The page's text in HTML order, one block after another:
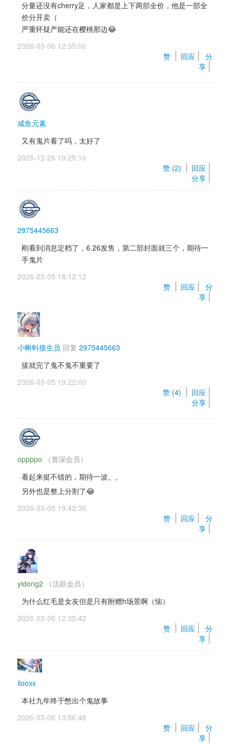
分量还没有cherry足，人家都是上下两部全价，他是一部全
价分开卖（
严重怀疑产能还在樱桃那边😂
2026-03-06 12:35:06
赞
回应
分
享
咸鱼元素
又有鬼片看了吗，太好了
2025-12-26 19:25:16
赞 (2)
回应
分享
2975445663
刚看到消息定档了，6.26发售，第二部封面就三个，期待一
手鬼片
2026-03-05 18:12:12
赞
回应
分
享
小蝌蚪接生员 回复 2975445663
拔就完了鬼不鬼不重要了
2026-03-05 19:22:00
赞 (4)
回应
分享
oppppo
（资深会员）
看起来挺不错的，期待一波。。
另外也是整上分割了😂
2026-03-05 19:42:36
赞
回应
分
享
yidong2
（活跃会员）
为什么红毛是女友但是只有附赠h场景啊（恼）
2026-03-06 12:35:42
赞
回应
分
享
ilooxx
本社九年终于憋出个鬼故事
2026-03-06 13:56:48
赞
回应
分
享